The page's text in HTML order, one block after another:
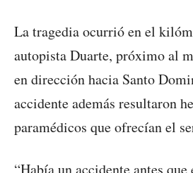
La tragedia ocurrió en el
autopista Duarte, próximo al
en dirección hacia Santo
accidente además resultaron
paramédicos que ofrecían el